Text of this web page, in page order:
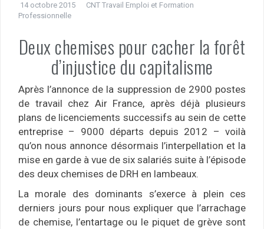
14 octobre 2015
CNT Travail Emploi et Formation
Professionnelle
Deux chemises pour cacher la forêt
d’injustice du capitalisme
Après l’annonce de la suppression de 2900 postes
de travail chez Air France, après déjà plusieurs
plans de licenciements successifs au sein de cette
entreprise – 9000 départs depuis 2012 – voilà
qu’on nous annonce désormais l’interpellation et la
mise en garde à vue de six salariés suite à l’épisode
des deux chemises de DRH en lambeaux.
La morale des dominants s’exerce à plein ces
derniers jours pour nous expliquer que l’arrachage
de chemise, l’entartage ou le piquet de grève sont